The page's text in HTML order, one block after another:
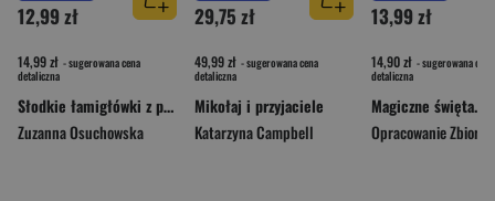
12,99 zł
14,99 zł - sugerowana cena
detaliczna
Słodkie łamigłówki z pieskiem. Słodkie łamigłówki
Zuzanna Osuchowska
29,75 zł
49,99 zł - sugerowana cena
detaliczna
Mikołaj i przyjaciele
Katarzyna Campbell
13,99 zł
14,90 zł - sugerowana cena
detaliczna
Opracowanie